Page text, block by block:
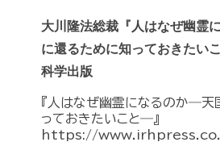
大川隆法総裁『人はなぜ幽霊
に還るために知っておきたい
科学出版
『人はなぜ幽霊になるのか―天
っておきたいこと―』
https://